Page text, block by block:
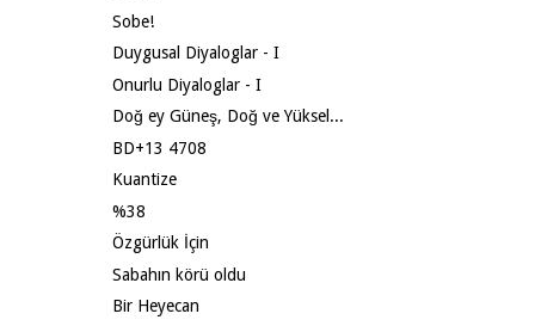
Sobe!
Duygusal Diyaloglar - I
Onurlu Diyaloglar - I
Doğ ey Güneş, Doğ ve Yüksel...
BD+13 4708
Kuantize
%38
Özgürlük İçin
Sabahın körü oldu
Bir Heyecan